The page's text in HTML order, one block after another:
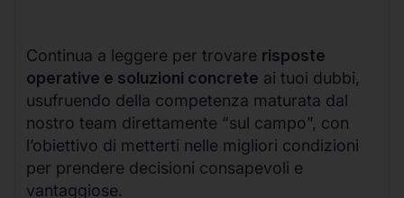
Continua a leggere per trovare risposte
operative e soluzioni concrete ai tuoi dubbi,
usufruendo della competenza maturata dal
nostro team direttamente “sul campo”, con
l’obiettivo di metterti nelle migliori condizioni
per prendere decisioni consapevoli e
vantaggiose.